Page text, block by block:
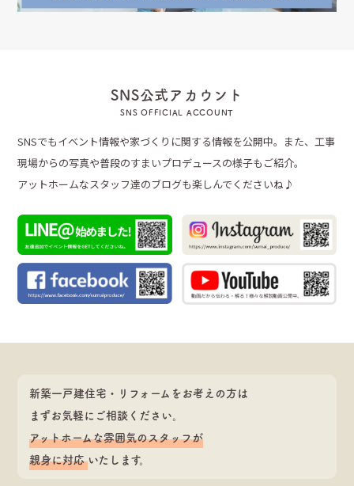
SNS公式アカウント
SNS OFFICIAL ACCOUNT
SNSでもイベント情報や家づくりに関する情報を公開中。また、工事
現場からの写真や普段のすまいプロデュースの様子もご紹介。
アットホームなスタッフ達のブログも楽しんでくださいね♪
新築一戸建住宅・リフォームをお考えの方は
まずお気軽にご相談ください。
アットホームな雰囲気のスタッフが
親身に対応いたします。